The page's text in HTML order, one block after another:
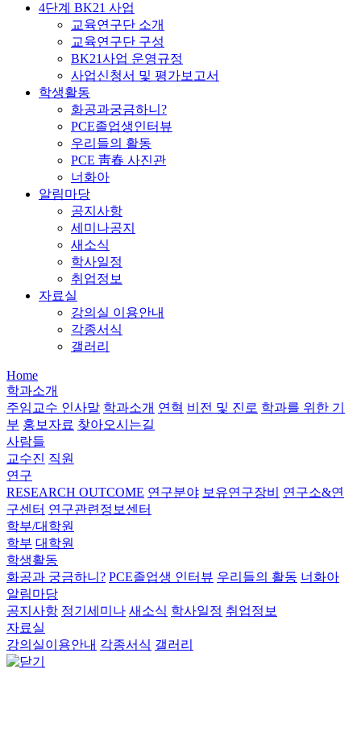
4단계 BK21 사업
교육연구단 소개
교육연구단 구성
BK21사업 운영규정
사업신청서 및 평가보고서
학생활동
화공과궁금하니?
PCE졸업생인터뷰
우리들의 활동
PCE 靑春 사진관
너화아
알림마당
공지사항
세미나공지
새소식
학사일정
취업정보
자료실
강의실 이용안내
각종서식
갤러리
Home
학과소개
주임교수 인사말 학과소개 연혁 비전 및 진로 학과를 위한 기
부 홍보자료 찾아오시는길
사람들
교수진 직원
연구
RESEARCH OUTCOME 연구분야 보유연구장비
연구소&연
구센터 연구관련정보센터
학부/대학원
학부 대학원
학생활동
화공과 궁금하니? PCE졸업생 인터뷰 우리들의 활동 너화아
알림마당
공지사항 정기세미나 새소식 학사일정 취업정보
자료실
강의실이용안내 각종서식 갤러리